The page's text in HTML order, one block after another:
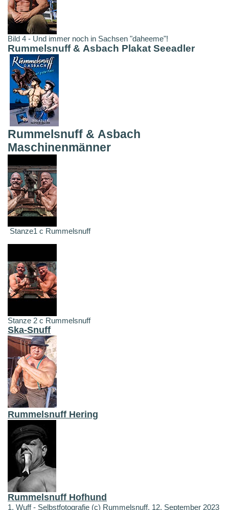
Bild 4 - Und immer noch in Sachsen "daheeme"!
Rummelsnuff & Asbach Plakat Seeadler
Rummelsnuff & Asbach
Maschinenmänner
Stanze1 c Rummelsnuff
Stanze 2 c Rummelsnuff
Ska-Snuff
Rummelsnuff Hering
Rummelsnuff Hofhund
1. Wuff - Selbstfotografie (c) Rummelsnuff, 12. September 2023